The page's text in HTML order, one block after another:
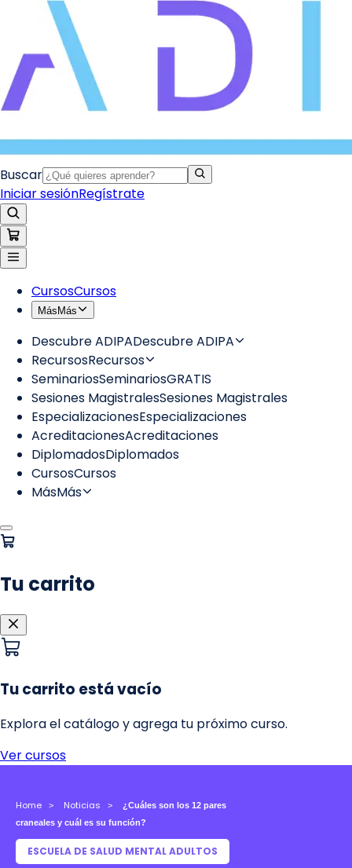
Home Noticias
¿Cuáles son los 12 pares
craneales y cuál es su función?
ESCUELA DE SALUD MENTAL ADULTOS